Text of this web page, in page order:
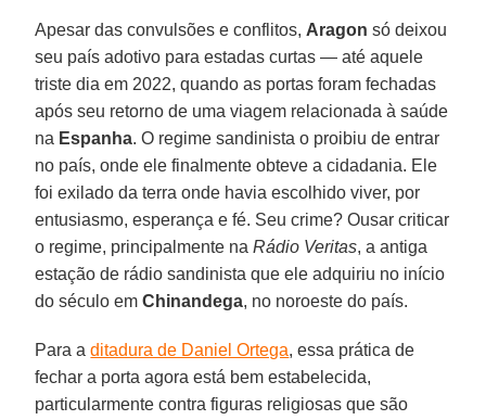
Apesar das convulsões e conflitos, Aragon só deixou
seu país adotivo para estadas curtas — até aquele
triste dia em 2022, quando as portas foram fechadas
após seu retorno de uma viagem relacionada à saúde
na Espanha. O regime sandinista o proibiu de entrar
no país, onde ele finalmente obteve a cidadania. Ele
foi exilado da terra onde havia escolhido viver, por
entusiasmo, esperança e fé. Seu crime? Ousar criticar
o regime, principalmente naRádio Veritas, a antiga
estação de rádio sandinista que ele adquiriu no início
do século emChinandega, no noroeste do país.
Para aditadura de Daniel Ortega, essa prática de
fechar a porta agora está bem estabelecida,
particularmente contra figuras religiosas que são